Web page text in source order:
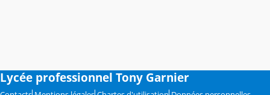
Lycée professionnel Tony Garnier